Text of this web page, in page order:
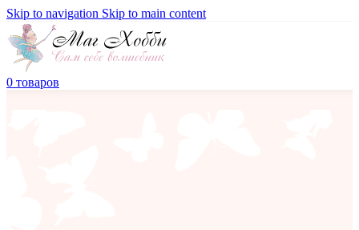
Skip to navigation Skip to main content
0 товаров